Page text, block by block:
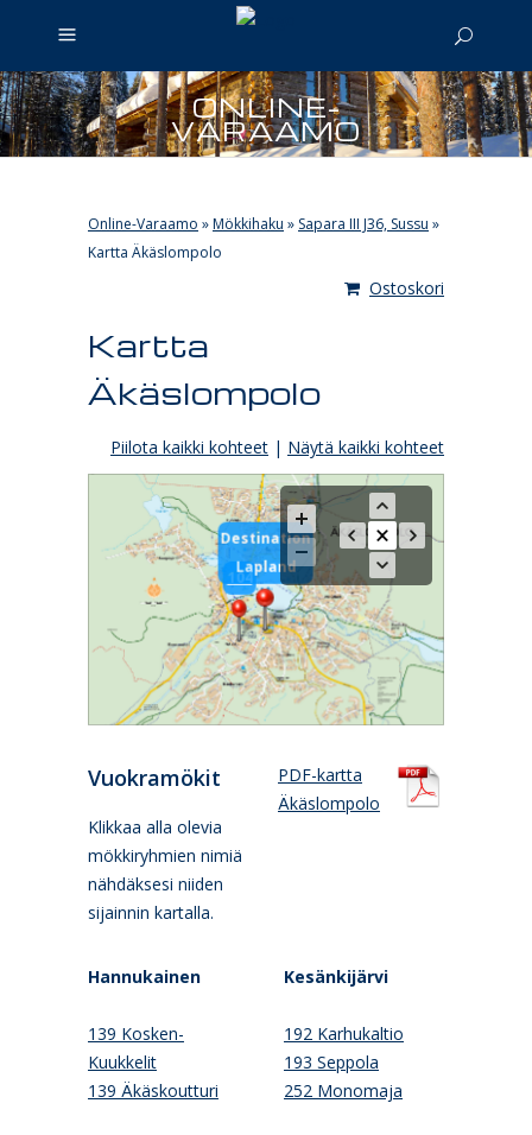
ONLINE-
VARAAMO
Online-Varaamo »Mökkihaku » Sapara III J36, Sussu »
Kartta Äkäslompolo
Ostoskori
Kartta
Äkäslompolo
Piilota kaikki kohteet | Näytä kaikki kohteet
104
Destination
Lapland
Vuokramökit
Klikkaa alla olevia
mökkiryhmien nimiä
nähdäksesi niiden
sijainnin kartalla.
PDF-kartta
Äkäslompolo
Hannukainen
139 Kosken-
Kuukkelit
139 Äkäskoutturi
Kesänkijärvi
192 Karhukaltio
193 Seppola
252 Monomaja